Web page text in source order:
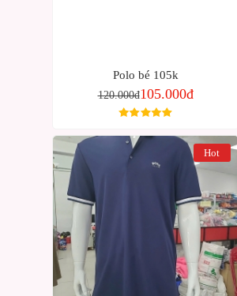
Polo bé 105k
120.000đ105.000đ
Hot